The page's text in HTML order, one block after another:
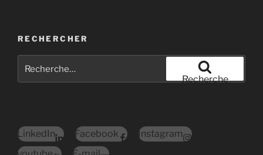
RECHERCHER
pour
Recherche
LinkedIn Facebook
Instagram